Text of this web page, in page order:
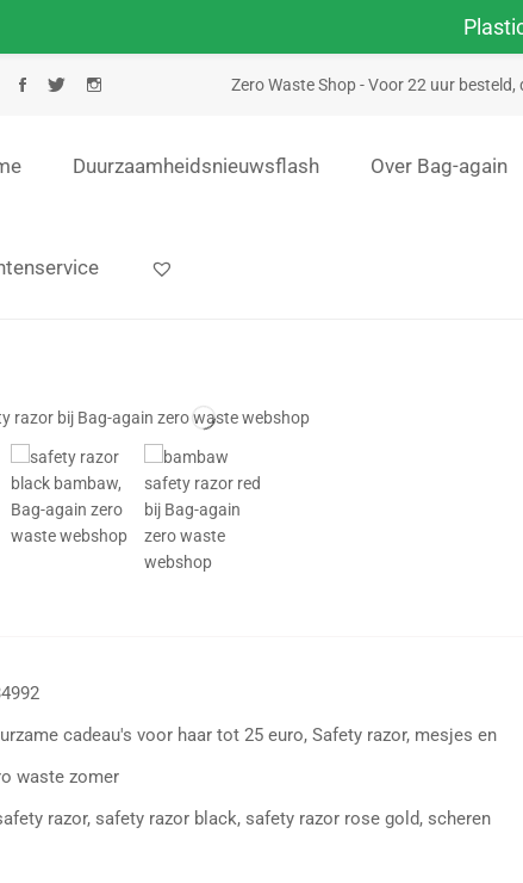
Zero Waste Shop - Voor 22 uur
Duurzaamheidsnieuwsflash Over Bag-again
cadeau's voor haar tot 25 euro, Safety razor, mesjes en
waste zomer
razor, safety razor black, safety razor rose gold, scheren